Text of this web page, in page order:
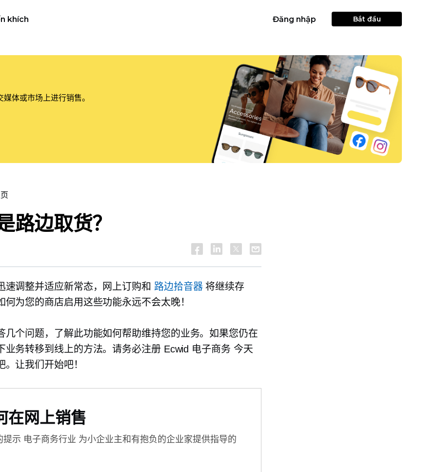
khích Đăng nhập Bắt đầu
体或市场上进行销售。
路边取货？
速调整并适应新常态，网上订购和 路边拾音器将继续存
何为您的商店启用这些功能永远不会太晚！
几个问题，了解此功能如何帮助维持您的业务。如果您仍在
业务转移到线上的方法。请务必注册 Ecwid 电子商务 今天
。让我们开始吧！
在网上销售
提示 电子商务行业 为小企业主和有抱负的企业家提供指导的